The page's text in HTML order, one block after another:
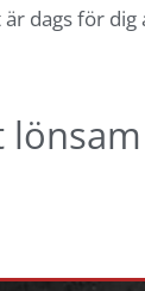
dags för dig
lönsam